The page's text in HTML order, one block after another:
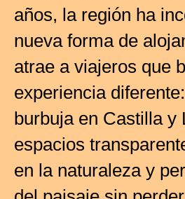
años, la región ha
nueva forma de
atrae a viajeros que
experiencia
burbuja en Castilla y
espacios
en la naturaleza y